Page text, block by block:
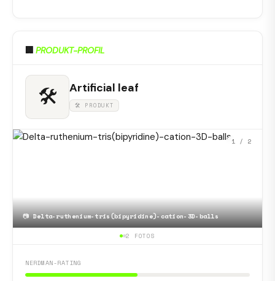
PRODUKT-PROFIL
🛠 Artificial leaf
🛠 PRODUKT
📷Delta-ruthenium-tris(bipyridine)-cation-3D-balls
1 / 2
2 FOTOS
NERDMAN-RATING